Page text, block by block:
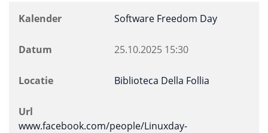
Kalender Software Freedom Day
Datum 25.10.2025 15:30
Locatie Biblioteca Della Follia
Url
www.facebook.com/people/Linuxday-